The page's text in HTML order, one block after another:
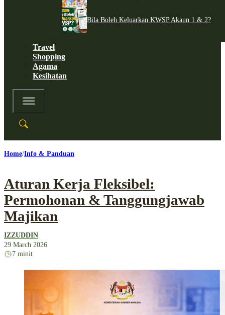
Bila Boleh Keluarkan KWSP Akaun 1 & 2?
Travel
Shopping
Agama
Kesihatan
Home Info & Panduan
Aturan Kerja Fleksibel:
Permohonan & Tanggungjawab
Majikan
IZZUDDIN
29 March 2026
7 minit